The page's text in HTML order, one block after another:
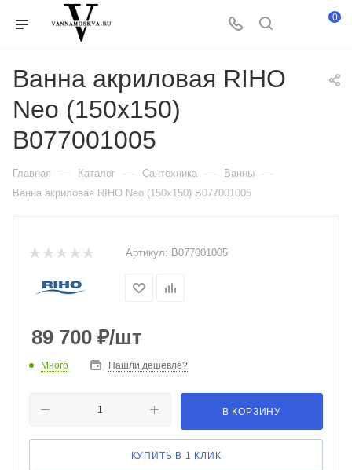
0
Ванна акриловая RIHO
Neo (150x150)
B077001005
Главная — Каталог — Сантехника — Ванны —
Ванна акриловая RIHO Neo (150x150) B077001005
Артикул: B077001005
89 700 ₽/шт
Много Нашли дешевле?
В КОРЗИНУ
КУПИТЬ В 1 КЛИК